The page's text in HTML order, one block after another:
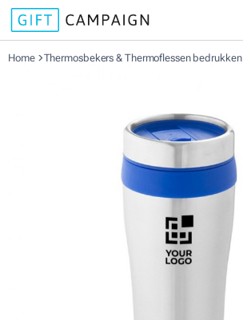
Home Thermosbekers & Thermoflessen bedrukken